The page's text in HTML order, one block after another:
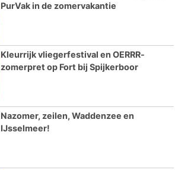
PurVak in de zomervakantie
Kleurrijk vliegerfestival en OERRR-
zomerpret op Fort bij Spijkerboor
Nazomer, zeilen, Waddenzee en
IJsselmeer!